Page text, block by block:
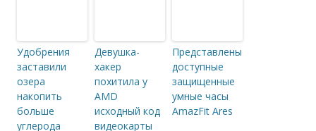
Удобрения
заставили
озера
накопить
больше
углерода
Девушка-
хакер
похитила у
AMD
исходный код
видеокарты
Представлены
доступные
защищенные
умные часы
AmazFit Ares